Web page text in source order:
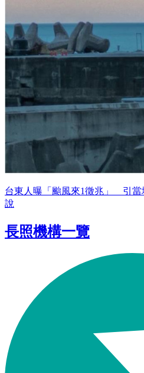
台東人曝「颱風來1徵兆」 引當
說
長照機構一覽